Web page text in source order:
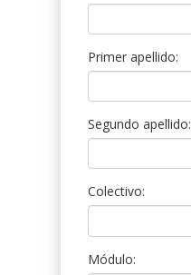
Primer apellido:
Segundo apellido:
Colectivo:
Módulo: